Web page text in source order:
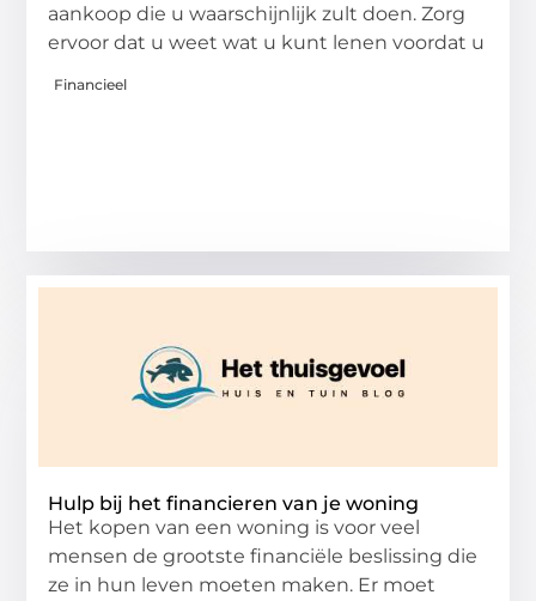
aankoop die u waarschijnlijk zult doen. Zorg
ervoor dat u weet wat u kunt lenen voordat u
Financieel
Hulp bij het financieren van je woning
Het kopen van een woning is voor veel
mensen de grootste financiële beslissing die
ze in hun leven moeten maken. Er moet